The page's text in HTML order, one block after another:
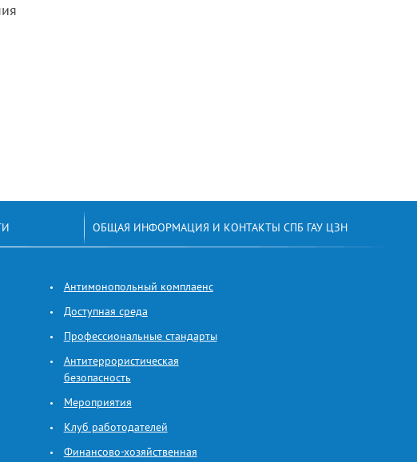
ОБЩАЯ ИНФОРМАЦИЯ И КОНТАКТЫ СПБ ГАУ ЦЗН
Антимонопольный комплаенс
Доступная среда
Профессиональные стандарты
Антитеррористическая
безопасность
Мероприятия
Клуб работодателей
Финансово-хозяйственная